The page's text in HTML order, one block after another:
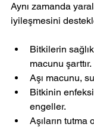
Aynı zamanda
iyileşmesini
Bitkilerin
macunu şarttır.
Aşı macunu,
Bitkinin
engeller.
Aşıların tutma